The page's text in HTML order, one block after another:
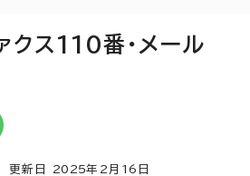
クス110番・メール
新日 2025年2月 16 日